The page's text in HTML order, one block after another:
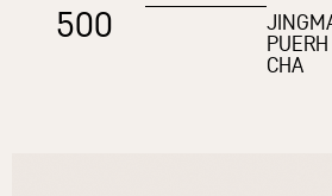
500
CHA